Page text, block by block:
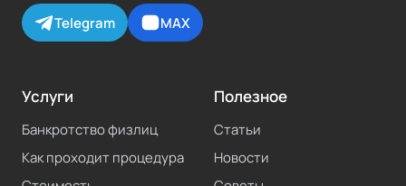
Telegram MAX
Услуги
Банкротство физлиц
Как проходит процедура
Полезное
Статьи
Новости